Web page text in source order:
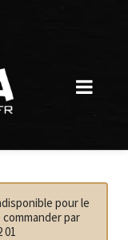
pour le
par
01